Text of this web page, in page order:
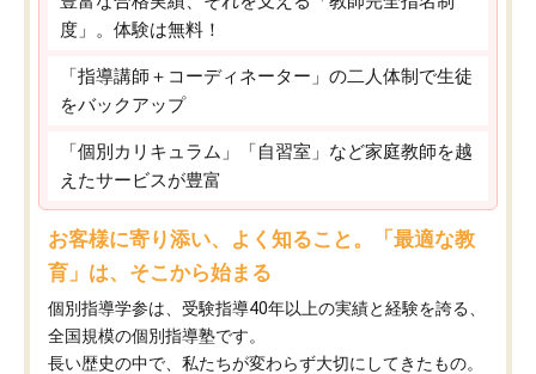
度」。体験は無料！
「指導講師＋コーディネーター」の二人体制で生徒
をバックアップ
「個別カリキュラム」「自習室」など家庭教師を越
えたサービスが豊富
お客様に寄り添い、よく知ること。「最適な教
育」は、そこから始まる
個別指導学参は、受験指導40年以上の実績と経験を誇る、
全国規模の個別指導塾です。
長い歴史の中で、私たちが変わらず大切にしてきたもの。